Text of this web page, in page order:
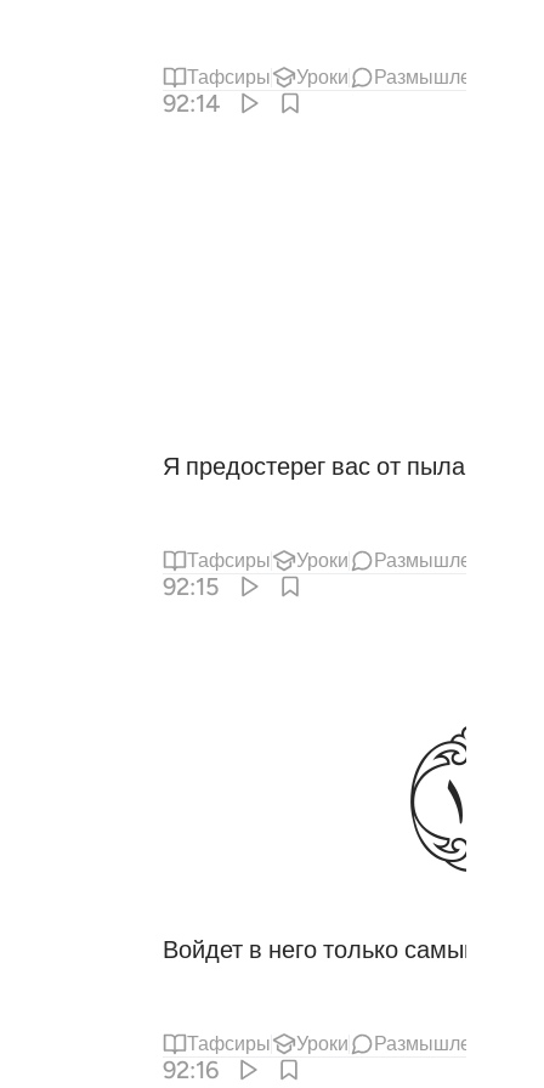
Тафсиры Уроки Размышления
92:14
Я предостерег вас от пылающего
Тафсиры Уроки Размышления
92:15
ﱜ
Войдет в него только самый
Тафсиры Уроки Размышления
92:16